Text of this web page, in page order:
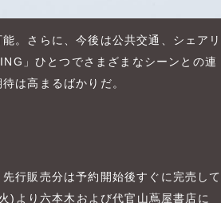
。さらに、今後は公共交通、シェアリ
」ひとつでさまざまなシーンとの連
は高まるばかりだ。
行販売分は予約開始後すぐに完売して
)より六本木および代官山蔦屋書店に